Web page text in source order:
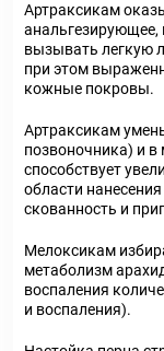
Артраксикам
анальгезирующее,
вызывать легкую
при этом
кожные покровы.
Артраксикам
позвоночника) и
способствует
области
скованность и
Мелоксикам
метаболизм
воспаления
и воспаления).